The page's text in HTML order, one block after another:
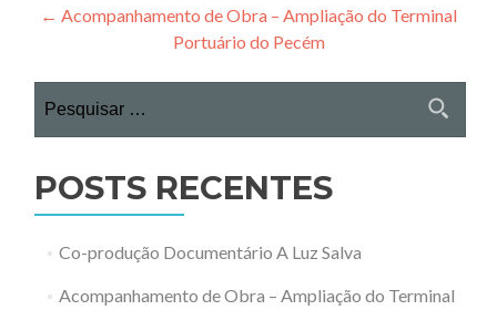
Navegação
Post
← Acompanhamento de Obra – Ampliação do Terminal
Portuário do Pecém
por:
POSTS RECENTES
Co-produção Documentário A Luz Salva
Acompanhamento de Obra – Ampliação do Terminal